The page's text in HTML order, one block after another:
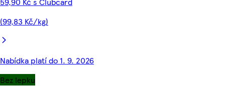
(99,83 Kč/kg)
Nabídka platí do 1. 9. 2026
Bez lepku